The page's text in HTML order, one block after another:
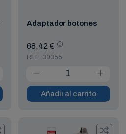
Adaptador botones
68,42 €
REF: 30355
Añadir al carrito